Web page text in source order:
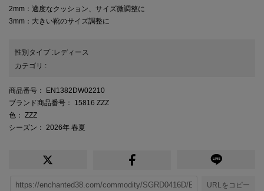
2mm：適度なクッション、サイズ微調整に
3mm：大きい靴のサイズ調整に
性別タイプ :レディース
カテゴリ :
商品番号 ： EN1382DW02210
ブランド商品番号 ： 15816 ZZZ
色 ： ZZZ
シーズン ： 2026年 春夏
URLをコピー